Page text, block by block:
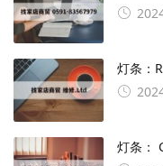
灯条：
灯条：